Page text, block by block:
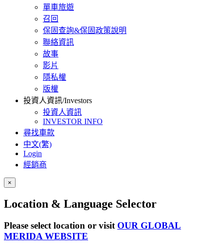
單車旅遊
召回
保固查詢&保固政策說明
聯絡資訊
故事
影片
隱私權
版權
投資人資訊/Investors
投資人資訊
INVESTOR INFO
尋找車款
中文(繁)
Login
經銷商
×
Location & Language Selector
Please select location or visit OUR GLOBAL
MERIDA WEBSITE